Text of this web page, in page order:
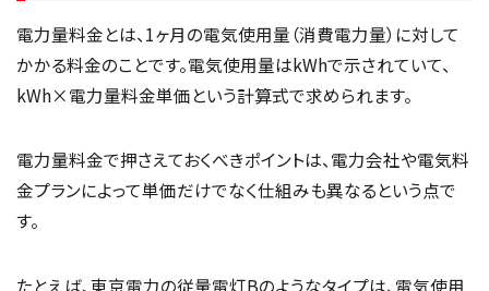
電力量料金とは、1ヶ月の電気使用量（消費電力量）に対して
かかる料金のことです。電気使用量はkWhで示されていて、
kWh×電力量料金単価という計算式で求められます。
電力量料金で押さえておくべきポイントは、電力会社や電気料
金プランによって単価だけでなく仕組みも異なるという点で
す。
たとえば、東京電力の従量電灯Bのようなタイプは、電気使用